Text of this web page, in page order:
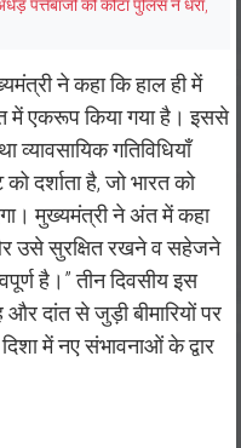
पत्तेबाजों को कोटा पुलिस ने धरा,
ने कहा कि हाल ही में
में एकरूप किया गया है। इससे
व्यावसायिक गतिविधियाँ
दर्शाता है, जो भारत को
मुख्यमंत्री ने अंत में कहा
उसे सुरक्षित रखने व सहेजने
है।” तीन दिवसीय इस
दांत से जुड़ी बीमारियों पर
में नए संभावनाओं के द्वार